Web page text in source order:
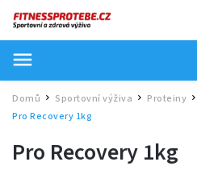
Domů / Sportovní výživa / Proteiny /
Pro Recovery 1kg
Pro Recovery 1kg